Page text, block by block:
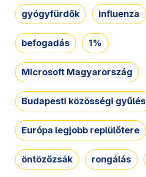
gyógyfürdők influenza
befogadás 1%
Microsoft Magyarország
Budapesti közösségi gyűlés
Európa legjobb replülőtere
öntözőzsák rongálás